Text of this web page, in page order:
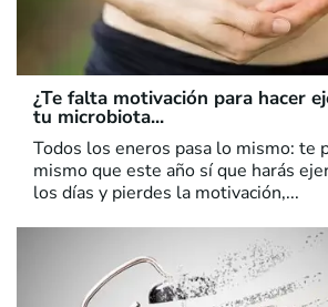
¿Te falta motivación para hacer
tu microbiota...
Todos los eneros pasa lo mismo: te
mismo que este año sí que harás
los días y pierdes la motivación,...